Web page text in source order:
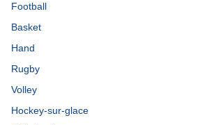
Football
Basket
Hand
Rugby
Volley
Hockey-sur-glace